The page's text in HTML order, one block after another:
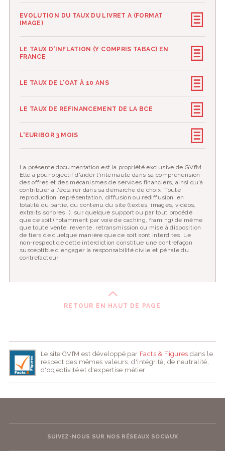
EVOLUTION DU TAUX DU LIVRET A (FORMAT
IMAGE)
LE TAUX D'INFLATION (Y COMPRIS TABAC) EN
FRANCE
LE TAUX DE L'OAT À 10 ANS
LE TAUX DE REFINANCEMENT DE LA BCE
L'EURIBOR 3 MOIS
La présente documentation est la propriété exclusive de GVfM.
Elle a pour objectif d'aider l'internaute dans sa compréhension
des offres et des mécanismes de services financiers, ainsi qu'à
contribuer à l'éclairer dans sa démarche de choix. Toute
reproduction, représentation, diffusion ou rediffusion, en
totalité ou partie, du contenu du site (textes, images, vidéos,
extraits sonores…), sur quelque support ou par tout procédé
que ce soit (notamment par voie de caching, framing) de même
que toute vente, revente, retransmission ou mise à disposition
de tiers de quelque manière que ce soit sont interdites. Le
non-respect de cette interdiction constitue une contrefaçon
susceptible d'engager la responsabilité civile et pénale du
contrefacteur.
RETOUR EN HAUT DE PAGE
Le site GVfM est développé par Facts & Figures dans le
respect des mêmes valeurs, d'intégrité, de neutralité,
d'objectivité et d'expertise métier
SUIVEZ-NOUS SUR NOS RÉSEAUX SOCIAUX